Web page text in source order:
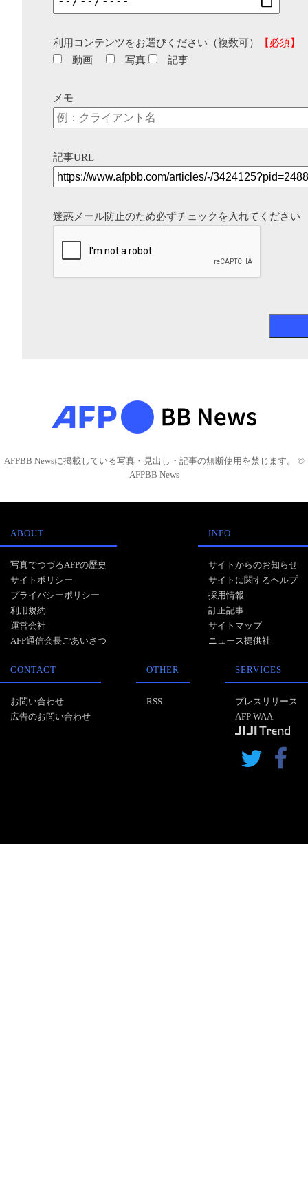
利用コンテンツをお選びください（複数可）
【必須】
動画
写真 記事
メモ
記事URL
迷惑メール防止のため必ずチェックを入れてください
AFPBB Newsに掲載している写真・見出し・記事の無断使用を禁じます。 ©
AFPBB News
ABOUT
写真でつづるAFPの歴史
サイトポリシー
プライバシーポリシー
利用規約
運営会社
AFP通信会長ごあいさつ
INFO
サイトからのお知らせ
サイトに関するヘルプ
採用情報
訂正記事
サイトマップ
ニュース提供社
CONTACT
お問い合わせ
広告のお問い合わせ
OTHER
RSS
SERVICES
プレスリリース
AFP WAA